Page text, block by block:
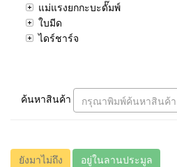
แม่แรงยกกะบะดั๊มพ์
ใบมีด
ไดร์ชาร์จ
ค้นหาสินค้า กรุณาพิมพ์ค้นหาสินค้า
ยังมาไม่ถึง อยู่ในลานประมูล